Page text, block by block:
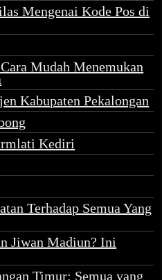
Mengenai Kode Pos di
Mudah Menemukan
Kabupaten Pekalongan
Kediri
Terhadap Semua Yang
Jiwan Madiun? Ini
Timur: Semua yang